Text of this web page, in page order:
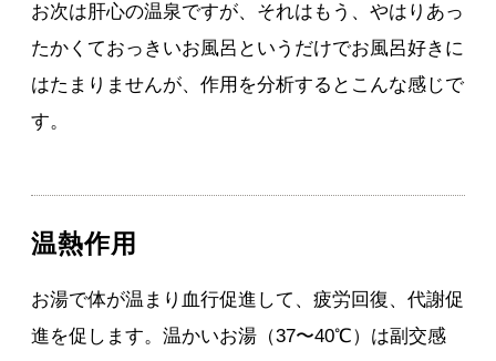
お次は肝心の温泉ですが、それはもう、やはりあっ
たかくておっきいお風呂というだけでお風呂好きに
はたまりませんが、作用を分析するとこんな感じで
す。
温熱作用
お湯で体が温まり血行促進して、疲労回復、代謝促
進を促します。温かいお湯（37〜40℃）は副交感